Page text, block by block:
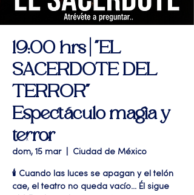
19:00 hrs | "EL
SACERDOTE DEL
TERROR"
Espectáculo magia y
terror
dom, 15 mar
  |
Ciudad de México
🕯️ Cuando las luces se apagan y el telón
cae, el teatro no queda vacío... Él sigue